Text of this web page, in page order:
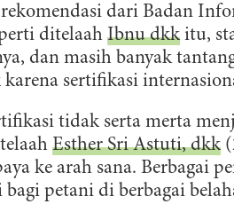
dari Badan
ditelaah Ibnu dkkitu,
dan masih banyak
karena sertifikasi
tidak serta merta
Esther Sri Astuti, dkk
ke arah sana. Berbagai
bagi petani di berbagai